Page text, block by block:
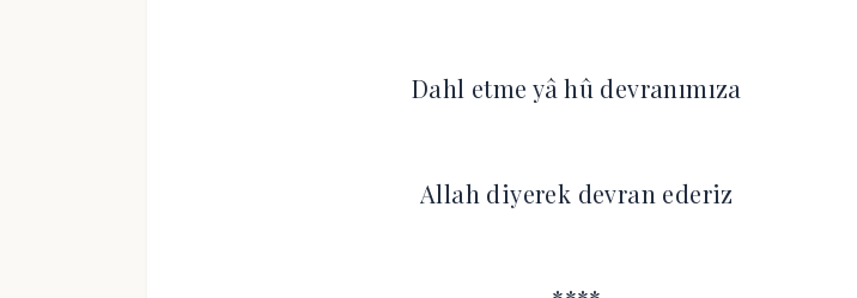
Dahl etme yâ hû devranımıza
Allah diyerek devran ederiz